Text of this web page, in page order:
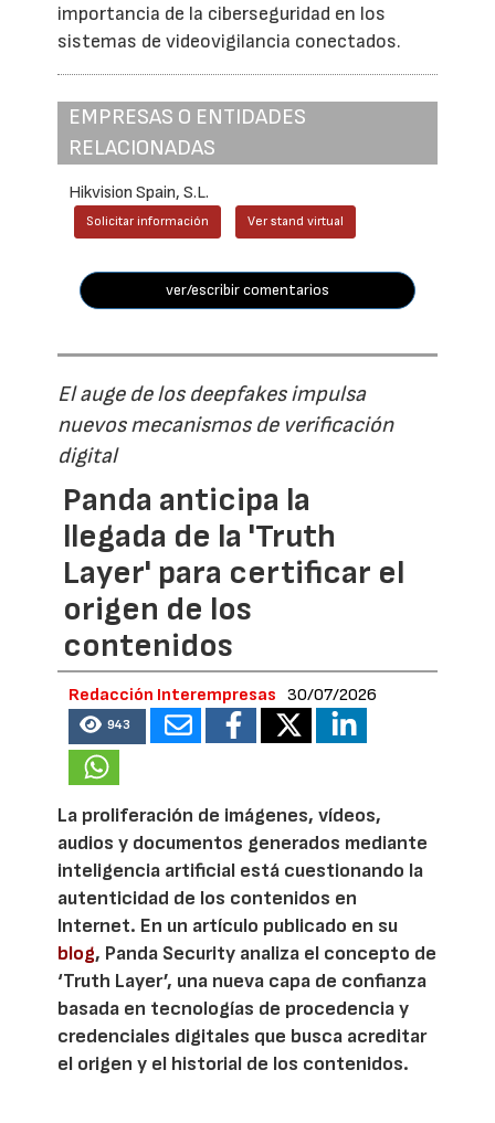
importancia de la ciberseguridad en los
sistemas de videovigilancia conectados.
EMPRESAS O ENTIDADES
RELACIONADAS
Hikvision Spain, S.L.
Solicitar información Ver stand virtual
ver/escribir comentarios
El auge de los deepfakes impulsa
nuevos mecanismos de verificación
digital
Panda anticipa la
llegada de la 'Truth
Layer' para certificar el
origen de los
contenidos
Redacción Interempresas 30/07/2026
943
La proliferación de imágenes, vídeos,
audios y documentos generados mediante
inteligencia artificial está cuestionando la
autenticidad de los contenidos en
Internet. En un artículo publicado en su
blog, Panda Security analiza el concepto de
‘Truth Layer’, una nueva capa de confianza
basada en tecnologías de procedencia y
credenciales digitales que busca acreditar
el origen y el historial de los contenidos.